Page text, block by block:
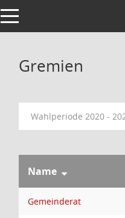
Toggle navigation
Gremien
Wahlperiode 2020 -
Name
Gemeinderat